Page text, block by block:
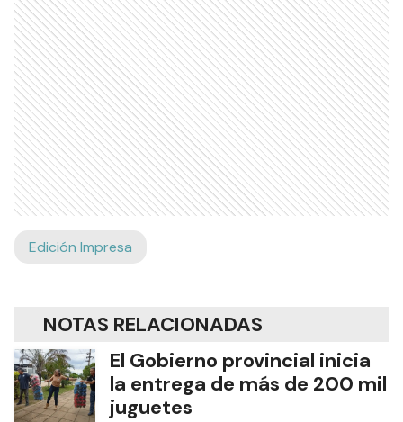
Edición Impresa
NOTAS RELACIONADAS
El Gobierno provincial inicia
la entrega de más de 200 mil
juguetes